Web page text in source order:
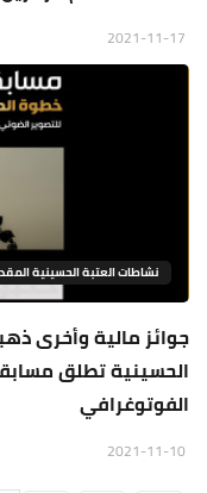
نشاطات العتبة الحسينية
جوائز مالية وأخرى
الحسينية تطلق
الفوتوغرافي